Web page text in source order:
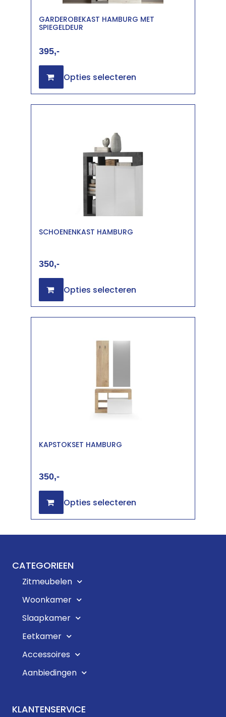
GARDEROBEKAST HAMBURG MET
SPIEGELDEUR
395
Opties selecteren
SCHOENENKAST HAMBURG
350
Opties selecteren
KAPSTOKSET HAMBURG
350
Opties selecteren
CATEGORIEEN
Zitmeubelen
Woonkamer
Slaapkamer
Eetkamer
Accessoires
Aanbiedingen
KLANTENSERVICE